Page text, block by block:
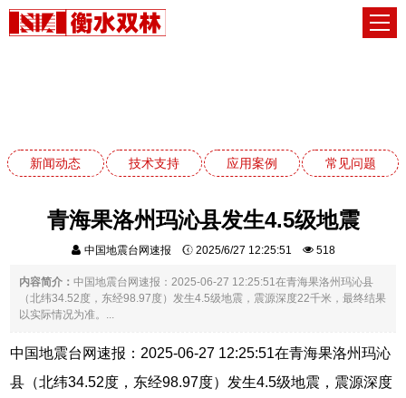
新闻动态 技术支持 应用案例 常见问题
青海果洛州玛沁县发生4.5级地震
中国地震台网速报 2025/6/27 12:25:51 518
内容简介：中国地震台网速报：2025-06-27 12:25:51在青海果洛州玛沁县
（北纬34.52度，东经98.97度）发生4.5级地震，震源深度22千米，最终结果
以实际情况为准。...
中国地震台网速报：2025-06-27 12:25:51在青海果洛州玛沁
县（北纬34.52度，东经98.97度）发生4.5级地震，震源深度